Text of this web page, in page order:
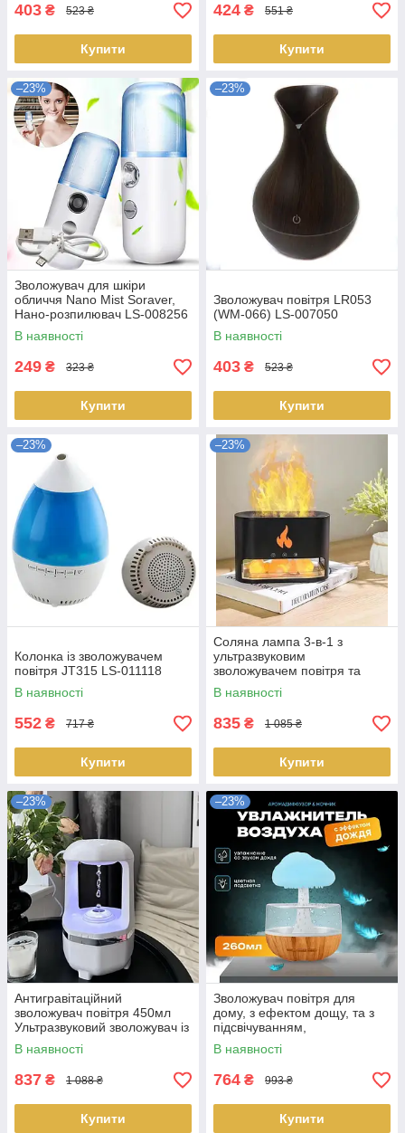
403 ₴ 523 ₴
Купити
424 ₴ 551 ₴
Купити
–23%
Зволожувач для шкіри
обличчя Nano Mist Soraver,
Нано-розпилювач LS-008256
В наявності
249 ₴ 323 ₴
Купити
–23%
Зволожувач повітря LR053
(WM-066) LS-007050
В наявності
403 ₴ 523 ₴
Купити
–23%
Колонка із зволожувачем
повітря JT315 LS-011118
В наявності
552 ₴ 717 ₴
Купити
–23%
Cоляна лампа 3-в-1 з
ультразвуковим
зволожувачем повітря та
нічником з ефектом полум'я.
LS-012467
В наявності
835 ₴ 1 085 ₴
Купити
–23%
Антигравітаційний
зволожувач повітря 450мл
Ультразвуковий зволожувач із
краплями NEW
В наявності
837 ₴ 1 088 ₴
Купити
–23%
Зволожувач повітря для
дому, з ефектом дощу, та з
підсвічуванням,
аромадифузор, нічник LS-
012451
В наявності
764 ₴ 993 ₴
Купити